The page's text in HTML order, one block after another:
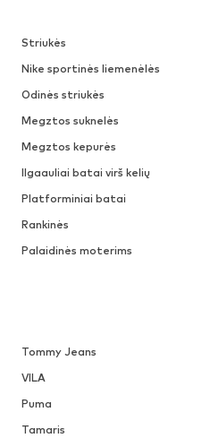
Striukės
Nike sportinės liemenėlės
Odinės striukės
Megztos suknelės
Megztos kepurės
Ilgaauliai batai virš kelių
Platforminiai batai
Rankinės
Palaidinės moterims
Tommy Jeans
VILA
Puma
Tamaris